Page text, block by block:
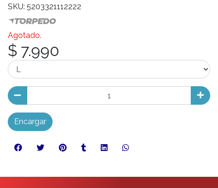
SKU: 5203321112222
Agotado.
$ 7.990
Encargar